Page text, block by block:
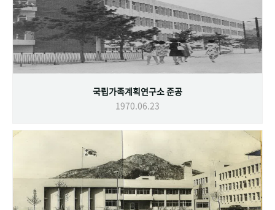
국립가족계획연구소 준공
1970.06.23